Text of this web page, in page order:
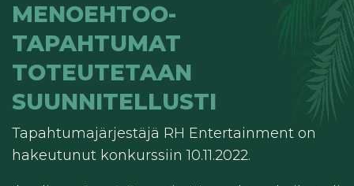
MENOEHTOO-
TAPAHTUMAT
TOTEUTETAAN
SUUNNITELLUSTI
Tapahtumajärjestäjä RH Entertainment on
hakeutunut konkurssiin 10.11.2022.